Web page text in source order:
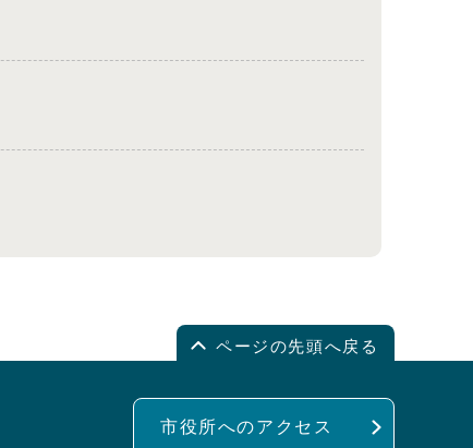
ページの先頭へ戻る
市役所へのアクセス